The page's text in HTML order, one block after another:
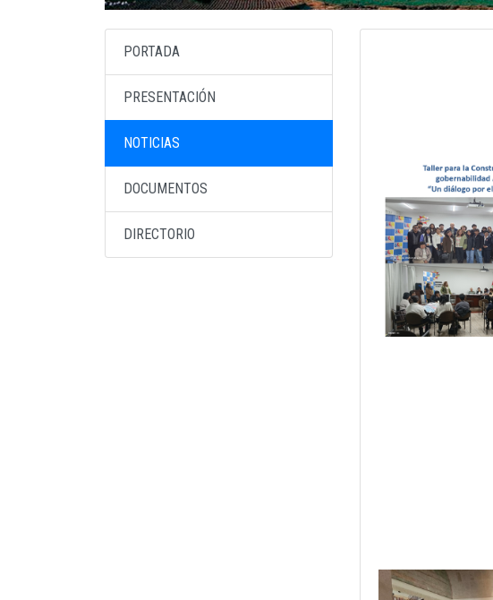
PORTADA
PRESENTACIÓN
NOTICIAS
DOCUMENTOS
DIRECTORIO